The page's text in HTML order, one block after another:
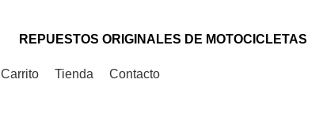
REPUESTOS ORIGINALES DE MOTOCICLETAS
Carrito Tienda Contacto